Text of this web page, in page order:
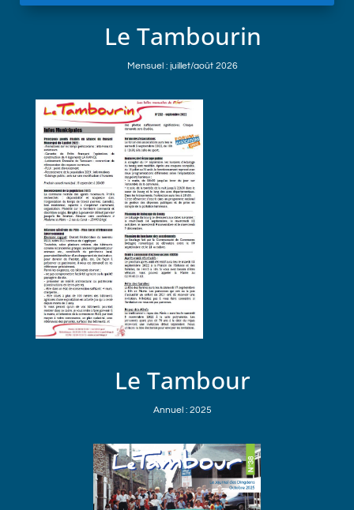
Le Tambourin
Mensuel : juillet/août 2026
Le Tambour
Annuel : 2025